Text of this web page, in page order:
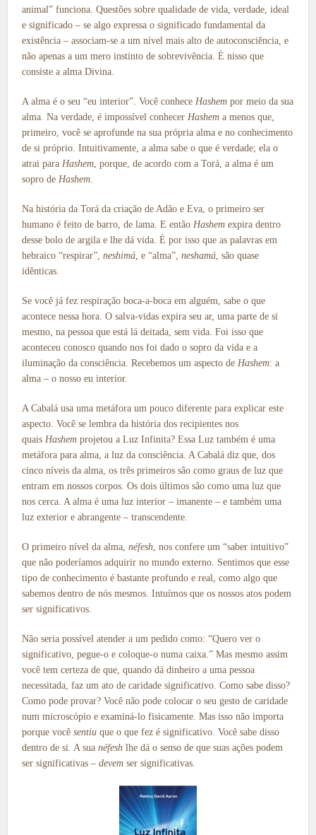
animal” funciona. Questões sobre qualidade de vida, verdade, ideal
e significado – se algo expressa o significado fundamental da
existência – associam-se a um nível mais alto de autoconsciência, e
não apenas a um mero instinto de sobrevivência. É nisso que
consiste a alma Divina.
A alma é o seu “eu interior”. Você conhece Hashem por meio da sua
alma. Na verdade, é impossível conhecer Hashem a menos que,
primeiro, você se aprofunde na sua própria alma e no conhecimento
de si próprio. Intuitivamente, a alma sabe o que é verdade; ela o
atrai para Hashem , porque, de acordo com a Torá, a alma é um
sopro de Hashem
Na história da Torá da criação de Adão e Eva, o primeiro ser
humano é feito de barro, de lama. E então Hashem expira dentro
desse bolo de argila e lhe dá vida. É por isso que as palavras em
hebraico “respirar”,neshimá , e “alma”,neshamá , são quase
idênticas.
Se você já fez respiração boca-a-boca em alguém, sabe o que
acontece nessa hora. O salva-vidas expira seu ar, uma parte de si
mesmo, na pessoa que está lá deitada, sem vida. Foi isso que
aconteceu conosco quando nos foi dado o sopro da vida e a
iluminação da consciência. Recebemos um aspecto de Hashem: a
alma – o nosso eu interior.
A Cabalá usa uma metáfora um pouco diferente para explicar este
aspecto. Você se lembra da história dos recipientes nos
quais Hashem projetou a Luz Infinita? Essa Luz também é uma
metáfora para alma, a luz da consciência. A Cabalá diz que, dos
cinco níveis da alma, os três primeiros são como graus de luz que
entram em nossos corpos. Os dois últimos são como uma luz que
nos cerca. A alma é uma luz interior – imanente – e também uma
luz exterior e abrangente – transcendente.
O primeiro nível da alma,néfesh , nos confere um “saber intuitivo”
que não poderíamos adquirir no mundo externo. Sentimos que esse
tipo de conhecimento é bastante profundo e real, como algo que
sabemos dentro de nós mesmos. Intuímos que os nossos atos podem
ser significativos.
Não seria possível atender a um pedido como: “Quero ver o
significativo, pegue-o e coloque-o numa caixa.” Mas mesmo assim
você tem certeza de que, quando dá dinheiro a uma pessoa
necessitada, faz um ato de caridade significativo. Como sabe disso?
Como pode provar? Você não pode colocar o seu gesto de caridade
num microscópio e examiná-lo fisicamente. Mas isso não importa
porque vocêsentiu que o que fez é significativo. Você sabe disso
dentro de si. A suanéfesh lhe dá o senso de que suas ações podem
ser significativas –devem ser significativas.